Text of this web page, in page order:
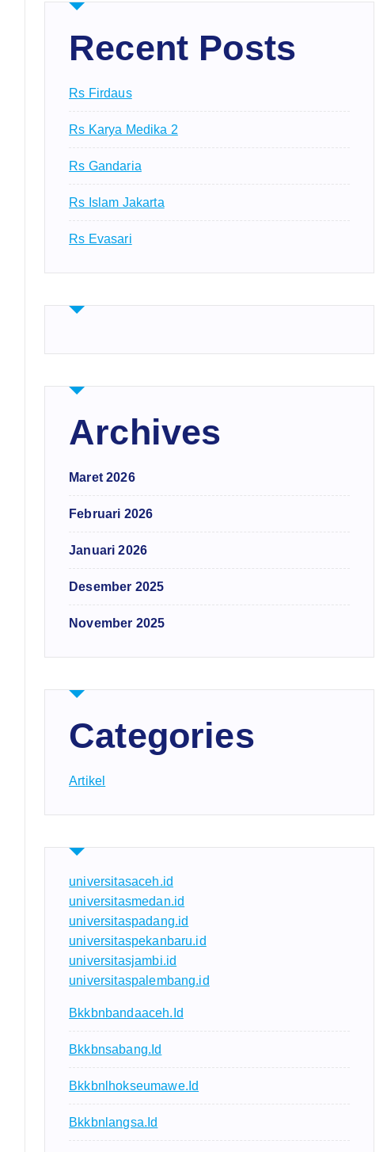
Recent Posts
Rs Firdaus
Rs Karya Medika 2
Rs Gandaria
Rs Islam Jakarta
Rs Evasari
Archives
Maret 2026
Februari 2026
Januari 2026
Desember 2025
November 2025
Categories
Artikel
universitasaceh.id
universitasmedan.id
universitaspadang.id
universitaspekanbaru.id
universitasjambi.id
universitaspalembang.id
Bkkbnbandaaceh.id
Bkkbnsabang.id
Bkkbnlhokseumawe.id
Bkkbnlangsa.id